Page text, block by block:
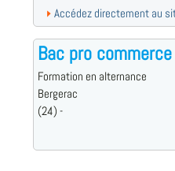
Accédez directement au
Bac pro commerce
Formation en alternance
Bergerac
(24) -